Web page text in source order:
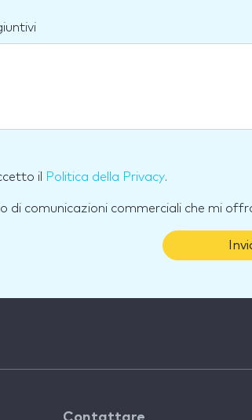
il Politica della Privacy.
di comunicazioni commerciali che mi